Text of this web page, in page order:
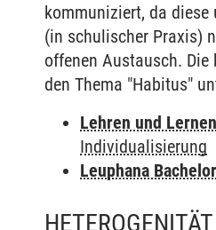
kommuniziert, da
(in schulischer Praxis)
offenen Austausch.
den Thema "Habitus"
Lehren und Lernen
Individualisierung
Leuphana Bachelor